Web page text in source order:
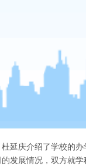
延庆介绍了学校的
发展情况，双方就